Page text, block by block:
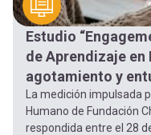
Estudio
de Aprendizaje en
agotamiento y
La medición impulsada
Humano de Fundación
respondida entre el 28